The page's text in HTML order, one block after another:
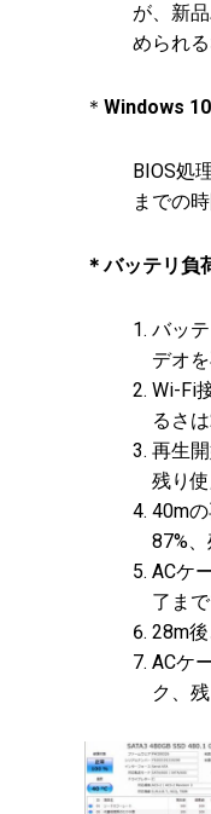
が、新
められ
＊ Windows
BIOS処
までの
＊バッテリ負
バッ
デオ
Wi-Fi
るさ
再生
残り
40m
87%
ACケ
了ま
28m
ACケ
ク、